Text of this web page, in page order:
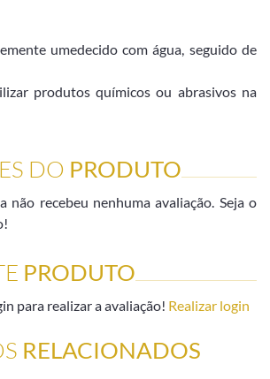
umedecido com água, seguido de
produtos químicos ou abrasivos na
DO PRODUTO
não recebeu nenhuma avaliação. Seja o
PRODUTO
para realizar a avaliação! Realizar login
RELACIONADOS